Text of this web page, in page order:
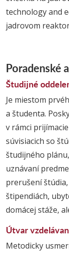
technology and
jadrovom
Poradenské
Študijné
Je miestom
a študenta.
v rámci
súvisiacich so
študijného
uznávaní
prerušení
štipendiách,
domácej stáže,
Útvar
Metodicky